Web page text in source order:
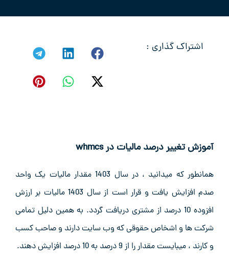
اشتراک گذاری :
آموزش تغییر درصد مالیات در whmcs
همانطور که میدانید ، در سال 1403 مقدار مالیات یک واحد
صدم افزایش یافت و قرار است از سال 1403 مالیات بر ارزش
افزوده 10 درصد از مشتری دریافت گردد. به همین دلیل تمامی
شرکت ها و اشخاص حقوقی که وب سایت دارند و صاحب کسب
و کارند ، میبایست مقدار را از 9 درصد به 10 درصد افزایش دهند.